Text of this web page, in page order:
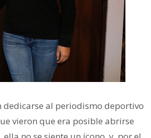
dedicarse al periodismo deportivo
vieron que era posible abrirse